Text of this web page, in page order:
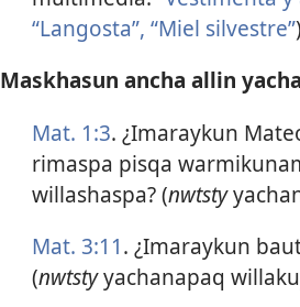
“Langosta”, “Miel silvestre”
Maskhasun ancha allin
Mat. 1:3. ¿Imaraykun
rimaspa pisqa
willashaspa? (nwtsty
Mat. 3:11. ¿Imaraykun
(nwtstyyachanapaq